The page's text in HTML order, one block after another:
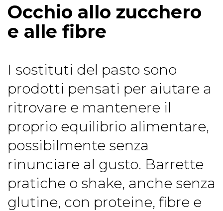
Occhio allo zucchero
e alle fibre
I sostituti del pasto sono
prodotti pensati per aiutare a
ritrovare e mantenere il
proprio equilibrio alimentare,
possibilmente senza
rinunciare al gusto. Barrette
pratiche o shake, anche senza
glutine, con proteine, fibre e